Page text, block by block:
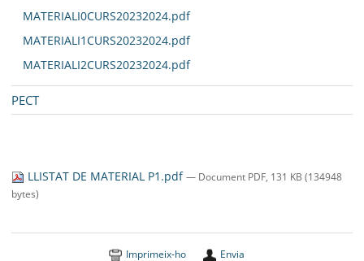
MATERIALI0CURS20232024.pdf
MATERIALI1CURS20232024.pdf
MATERIALI2CURS20232024.pdf
PECT
LLISTAT DE MATERIAL P1.pdf— Document PDF, 131 KB (134948
bytes)
Imprimeix-ho Envia